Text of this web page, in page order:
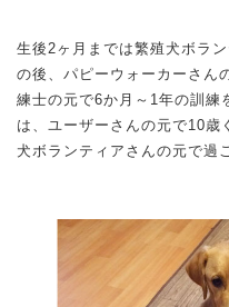
生後2ヶ月までは繁殖犬ボラ
の後、パピーウォーカーさん
練士の元で6か月～1年の訓練
は、ユーザーさんの元で10歳
犬ボランティアさんの元で過